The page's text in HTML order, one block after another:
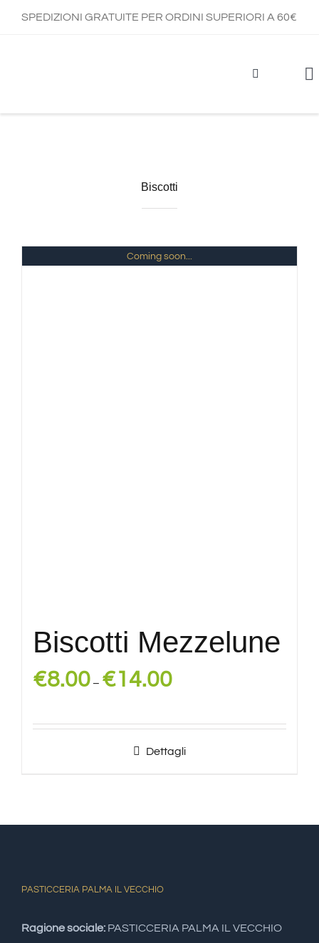
SPEDIZIONI GRATUITE PER ORDINI SUPERIORI A 60€
Biscotti
Coming soon...
Biscotti Mezzelune
€8.00– €14.00
Dettagli
PASTICCERIA PALMA IL VECCHIO
Ragione sociale: PASTICCERIA PALMA IL VECCHIO